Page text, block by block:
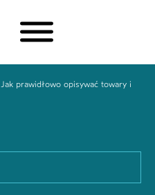
Jak prawidłowo opisywać towary i